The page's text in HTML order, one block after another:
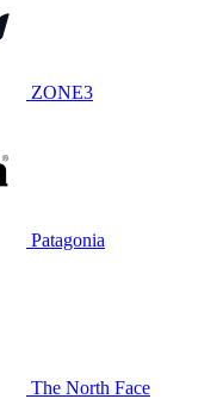
ZONE3
Patagonia
The North Face